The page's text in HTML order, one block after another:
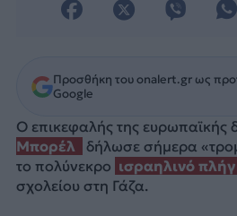
Προσθήκη του onalert.gr ως
Google
Ο επικεφαλής της ευρωπαϊκής
Μπορέλ
δήλωσε σήμερα
το πολύνεκρο ισραηλινό
σχολείου στη Γάζα.